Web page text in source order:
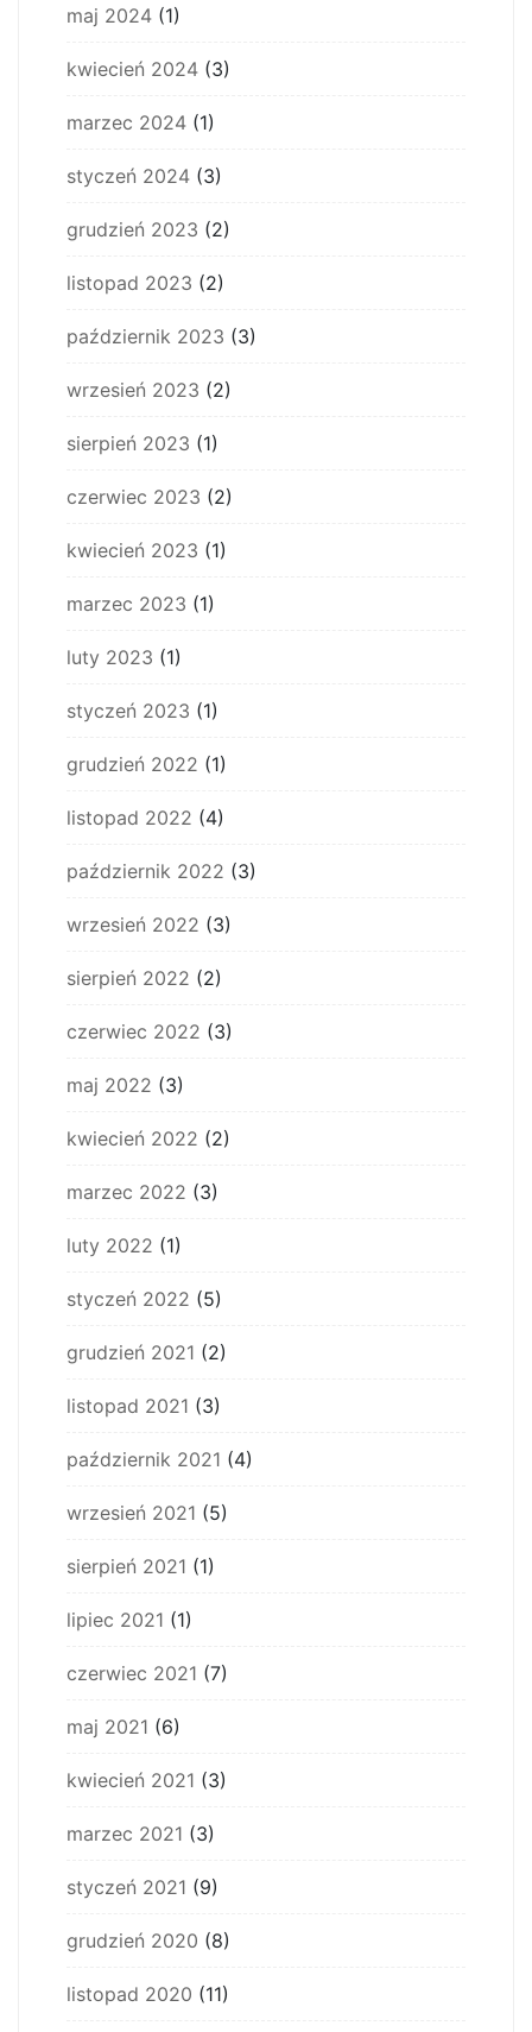
maj 2024 (1)
kwiecień 2024 (3)
marzec 2024 (1)
styczeń 2024 (3)
grudzień 2023 (2)
listopad 2023 (2)
październik 2023 (3)
wrzesień 2023 (2)
sierpień 2023 (1)
czerwiec 2023 (2)
kwiecień 2023 (1)
marzec 2023 (1)
luty 2023 (1)
styczeń 2023 (1)
grudzień 2022 (1)
listopad 2022 (4)
październik 2022 (3)
wrzesień 2022 (3)
sierpień 2022 (2)
czerwiec 2022 (3)
maj 2022 (3)
kwiecień 2022 (2)
marzec 2022 (3)
luty 2022 (1)
styczeń 2022 (5)
grudzień 2021 (2)
listopad 2021 (3)
październik 2021 (4)
wrzesień 2021 (5)
sierpień 2021 (1)
lipiec 2021 (1)
czerwiec 2021 (7)
maj 2021 (6)
kwiecień 2021 (3)
marzec 2021 (3)
styczeń 2021 (9)
grudzień 2020 (8)
listopad 2020 (11)